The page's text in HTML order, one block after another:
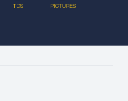
TDS PICTURES